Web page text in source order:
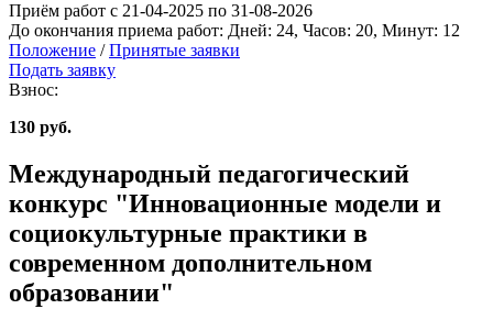
Приём работ с 21-04-2025 по 31-08-2026
До окончания приема работ: Дней: 24, Часов: 20, Минут: 12
Положение / Принятые заявки
Подать заявку
Взнос:
130 руб.
Международный педагогический
конкурс "Инновационные модели и
социокультурные практики в
современном дополнительном
образовании"